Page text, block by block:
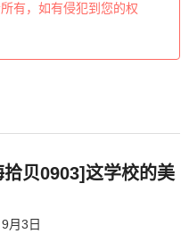
有，如有侵犯到您的权
拾贝0903]这学校的美
9月3日